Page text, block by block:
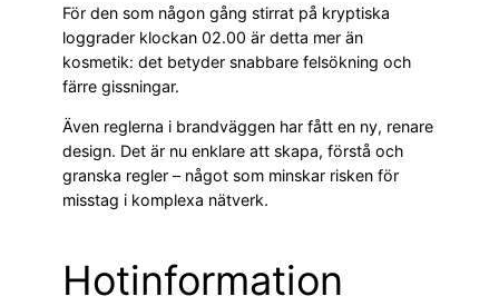
För den som någon gång stirrat på kryptiska
loggrader klockan 02.00 är detta mer än
kosmetik: det betyder snabbare felsökning och
färre gissningar.
Även reglerna i brandväggen har fått en ny, renare
design. Det är nu enklare att skapa, förstå och
granska regler – något som minskar risken för
misstag i komplexa nätverk.
Hotinformation